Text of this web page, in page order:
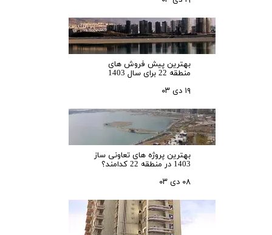
بهترین پیش فروش های
منطقه 22 برای سال 1403
۱۹ دی ۰۳
بهترین پروژه های تعاونی ساز
1403 در منطقه 22 کدامند؟
۰۸ دی ۰۳